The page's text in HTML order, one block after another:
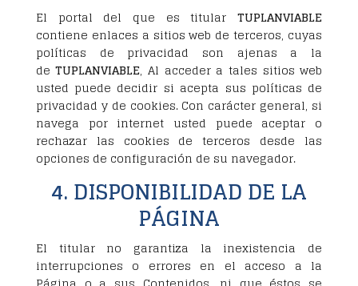
El portal del que es titularTUPLANVIABLE
contiene enlaces a sitios web de terceros, cuyas
políticas de privacidad son ajenas a la
deTUPLANVIABLE, Al acceder a tales sitios web
usted puede decidir si acepta sus políticas de
privacidad y de cookies. Con carácter general, si
navega por internet usted puede aceptar o
rechazar las cookies de terceros desde las
opciones de configuración de su navegador.
4. DISPONIBILIDAD DE LA
PÁGINA
El titular no garantiza la inexistencia de
interrupciones o errores en el acceso a la